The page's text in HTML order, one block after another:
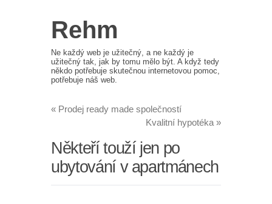
Rehm
Ne každý web je užitečný, a ne každý je
užitečný tak, jak by tomu mělo být. A když tedy
někdo potřebuje skutečnou internetovou pomoc,
potřebuje náš web.
« Prodej ready made společností
Kvalitní hypotéka »
Někteří touží jen po
ubytování v apartmánech